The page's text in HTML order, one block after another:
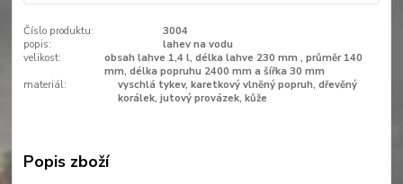
Číslo produktu:
3004
popis:
lahev na vodu
velikost:
obsah lahve 1,4 l, délka lahve 230 mm , průměr 140
mm, délka popruhu 2400 mm a šířka 30 mm
materiál:
vyschlá tykev, karetkový vlněný popruh, dřevěný
korálek, jutový provázek, kůže
Popis zboží